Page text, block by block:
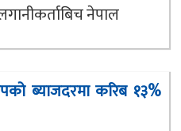
नेपाल
ब्याजदरमा करिब १३%